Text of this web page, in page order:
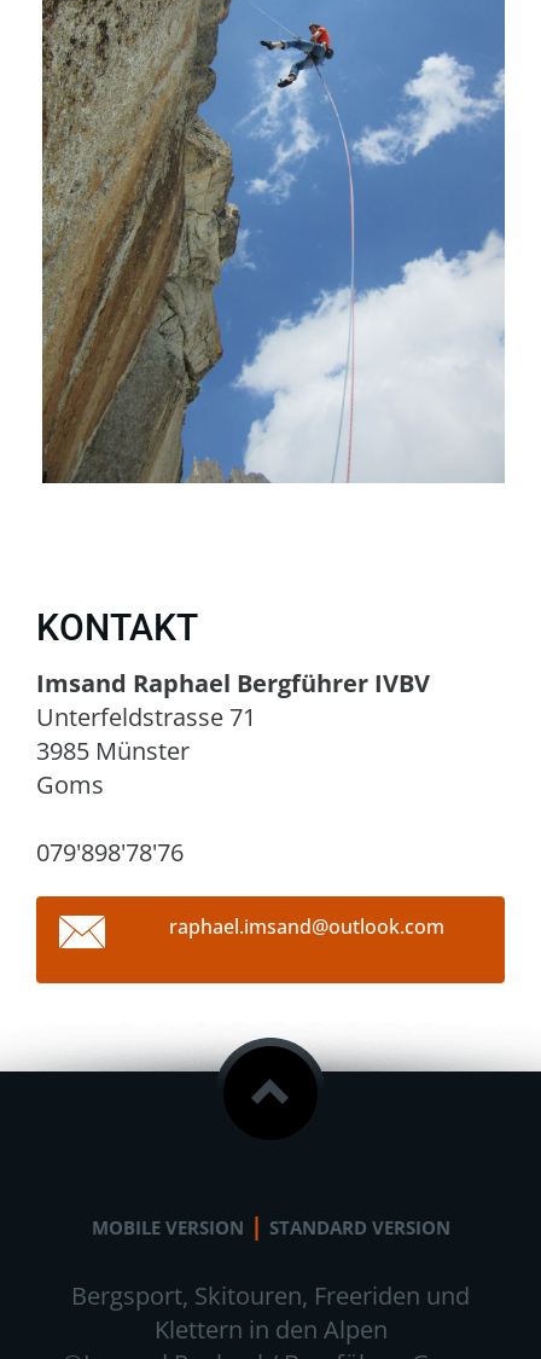
KONTAKT
Imsand Raphael Bergführer IVBV
Unterfeldstrasse 71
3985 Münster
Goms
079'898'78'76
raphael.imsand@outlook.com
MOBILE VERSION | STANDARD VERSION
Bergsport, Skitouren, Freeriden und
Klettern in den Alpen